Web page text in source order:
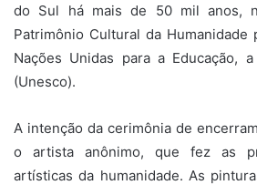
do Sul há mais de 50 mil anos,
Patrimônio Cultural da Humanidade
Nações Unidas para a Educação,
(Unesco).
A intenção da cerimônia de
o artista anônimo, que fez as
artísticas da humanidade. As